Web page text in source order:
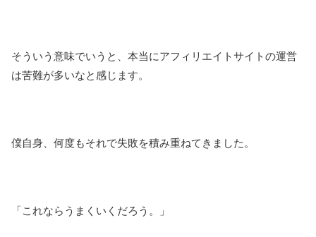
そういう意味でいうと、本当にアフィリエイトサイトの運営
は苦難が多いなと感じます。
僕自身、何度もそれで失敗を積み重ねてきました。
「これならうまくいくだろう。」